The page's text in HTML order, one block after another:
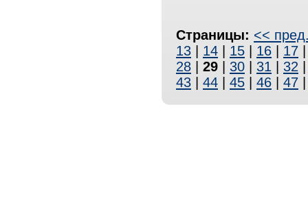
Страницы: <<
13
14 15 16 17
28
29 30 31 32
43
44 45 46 47